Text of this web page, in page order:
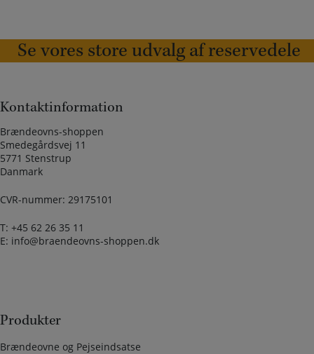
Se vores store udvalg af reservedele
Kontaktinformation
Brændeovns-shoppen
Smedegårdsvej 11
5771 Stenstrup
Danmark
CVR-nummer: 29175101
T: +45 62 26 35 11
E: info@braendeovns-shoppen.dk
Produkter
Brændeovne og Pejseindsatse